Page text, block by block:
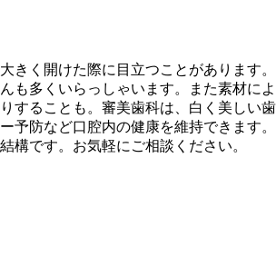
きく開けた際に目立つことがあります
も多くいらっしゃいます。また素材に
することも。審美歯科は、白く美しい
予防など口腔内の健康を維持できます
構です。お気軽にご相談ください。